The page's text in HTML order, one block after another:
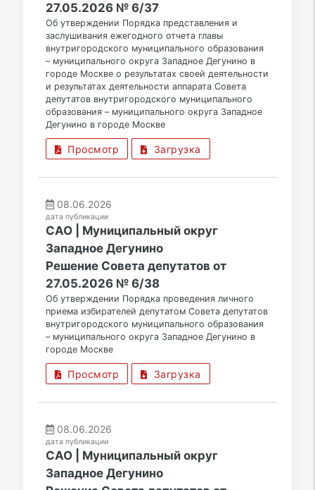
27.05.2026 № 6/37
Об утверждении Порядка представления и
заслушивания ежегодного отчета главы
внутригородского муниципального образования
– муниципального округа Западное Дегунино в
городе Москве о результатах своей деятельности
и результатах деятельности аппарата Совета
депутатов внутригородского муниципального
образования – муниципального округа Западное
Дегунино в городе Москве
Просмотр Загрузка
08.06.2026
дата публикации
САО | Муниципальный округ
Западное Дегунино
Решение Совета депутатов от
27.05.2026 № 6/38
Об утверждении Порядка проведения личного
приема избирателей депутатом Совета депутатов
внутригородского муниципального образования
– муниципального округа Западное Дегунино в
городе Москве
Просмотр Загрузка
08.06.2026
дата публикации
САО | Муниципальный округ
Западное Дегунино